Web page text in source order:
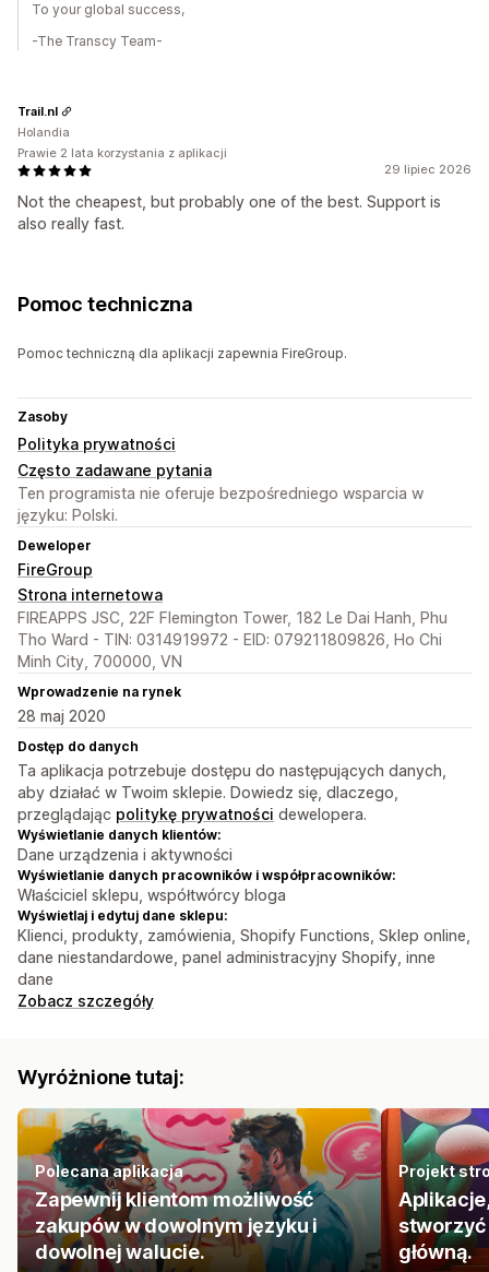
To your global success,
-The Transcy Team-
29 lipiec 2026
Not the cheapest, but probably one of the best. Support is
also really fast.
Trail.nl
Holandia
Prawie 2 lata korzystania z aplikacji
Pomoc techniczna
Pomoc techniczną dla aplikacji zapewnia FireGroup.
Zasoby
Polityka prywatności
Często zadawane pytania
Ten programista nie oferuje bezpośredniego wsparcia w
języku: Polski.
Deweloper
FireGroup
Strona internetowa
FIREAPPS JSC, 22F Flemington Tower, 182 Le Dai Hanh, Phu
Tho Ward - TIN: 0314919972 - EID: 079211809826, Ho Chi
Minh City, 700000, VN
Wprowadzenie na rynek
28 maj 2020
Dostęp do danych
Ta aplikacja potrzebuje dostępu do następujących danych,
aby działać w Twoim sklepie. Dowiedz się, dlaczego,
przeglądając politykę prywatności dewelopera.
Wyświetlanie danych klientów:
Dane urządzenia i aktywności
Wyświetlanie danych pracowników i współpracowników:
Właściciel sklepu, współtwórcy bloga
Wyświetlaj i edytuj dane sklepu:
Klienci, produkty, zamówienia, Shopify Functions, Sklep online,
dane niestandardowe, panel administracyjny Shopify, inne
dane
Zobacz szczegóły
Wyróżnione tutaj:
Polecana aplikacja
Zapewnij klientom możliwość
zakupów w dowolnym języku i
dowolnej walucie.
Projekt
główną.